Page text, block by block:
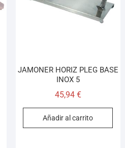
JAMONER HORIZ PLEG BASE
INOX 5
45,94 €
Añadir al carrito